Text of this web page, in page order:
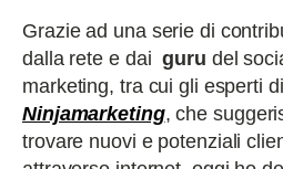
Grazie ad una serie di
dalla rete e daiguru del
marketing, tra cui gli esperti di
Ninjamarketing, che
trovare nuovi e potenziali